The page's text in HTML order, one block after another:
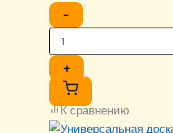
−
+
К сравнению